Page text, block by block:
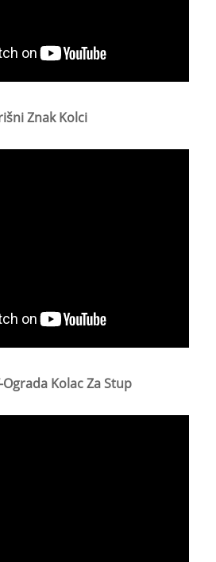
Znak Kolci
Kolac Za Stup